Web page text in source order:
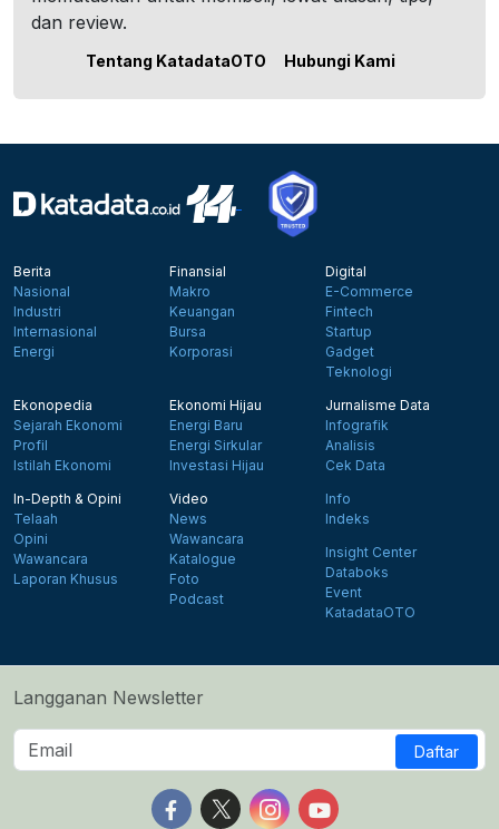
dan review.
Tentang KatadataOTO Hubungi Kami
Berita
Nasional
Industri
Internasional
Energi
Finansial
Makro
Keuangan
Bursa
Korporasi
Digital
E-Commerce
Fintech
Startup
Gadget
Teknologi
Ekonopedia
Sejarah Ekonomi
Profil
Istilah Ekonomi
Ekonomi Hijau
Energi Baru
Energi Sirkular
Investasi Hijau
Jurnalisme Data
Infografik
Analisis
Cek Data
In-Depth & Opini
Telaah
Opini
Wawancara
Laporan Khusus
Video
News
Wawancara
Katalogue
Foto
Podcast
Info
Indeks
Insight Center
Databoks
Event
KatadataOTO
Langganan Newsletter
Daftar
Follow us on Facebook
Follow us on X
Follow us on Instagram
Follow us on